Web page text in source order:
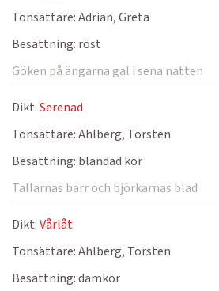
Tonsättare:Adrian, Greta
Besättning: röst
Göken på ängarna gal i sena natten
Dikt:Serenad
Tonsättare:Ahlberg, Torsten
Besättning: blandad kör
Tallarnas barr och björkarnas blad
Dikt:Vårlåt
Tonsättare:Ahlberg, Torsten
Besättning:damkör